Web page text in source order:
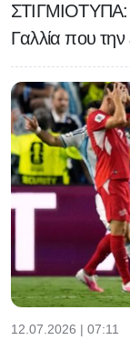
ΣΤΙΓΜΙΟΤΥΠΑ:
Γαλλία που την
12.07.2026 | 07:11